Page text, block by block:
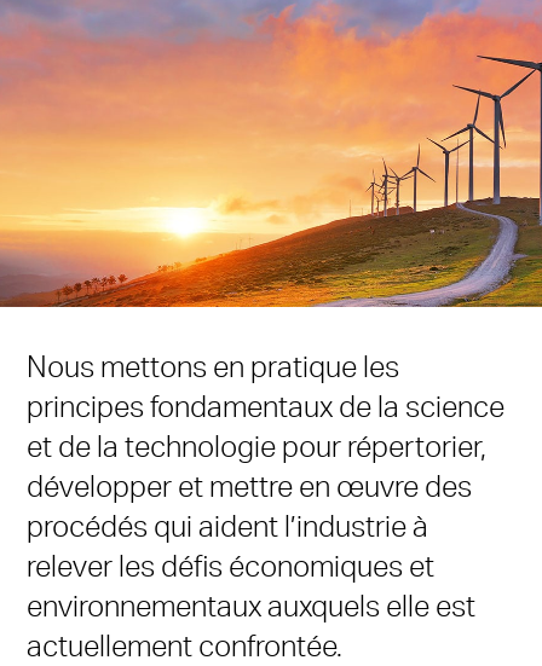
Nous mettons en pratique les
principes fondamentaux de la science
et de la technologie pour répertorier,
développer et mettre en œuvre des
procédés qui aident l’industrie à
relever les défis économiques et
environnementaux auxquels elle est
actuellement confrontée.